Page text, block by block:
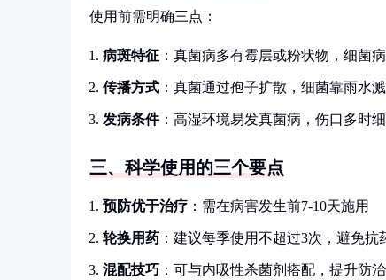
使用前需明确三点：
病斑特征 ：真菌病多有霉层或粉状物，细菌
传播方式 ：真菌通过孢子扩散，细菌靠雨水
发病条件：高湿环境易发真菌病，伤口多时
三、科学使用的三个要点
预防优于治疗 ：需在病害发生前7-10天施用
轮换用药 ：建议每季使用不超过3次，避免抗
混配技巧 ：可与内吸性杀菌剂搭配，提升防